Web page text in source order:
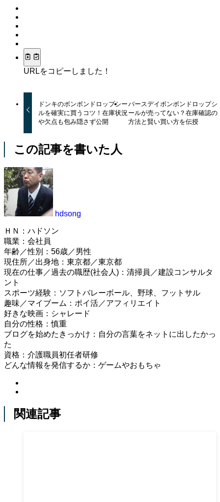
URLをコピーしました！
ドンキのボンボンドロップシー
ルを確実に買うコツ！在庫状況
や欠点も包み隠さず公開
バースデイボンボンドロップシ
ールが売ってない？在庫確認の
方法と賢い買い方を伝授
この記事を書いた人
hdsong
ＨＮ：ハドソン
職業：会社員
年齢／性別：56歳／男性
現住所／出身地：東京都／東京都
現在の仕事／過去の職歴(社会人)：清掃員／建設コンサルタ
ント
スポーツ経験：ソフトバレーボール、野球、フットサル
趣味／マイブーム：ポイ活／アフィリエイト
好きな映画：シャレード
自分の性格：慎重
ブログを始めたきっかけ：自分の言葉をネットに出したかっ
た
資格：介護職員初任者研修
どんな情報を発信するか：ゲームやおもちゃ
関連記事